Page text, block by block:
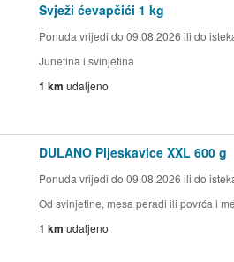
Svježi ćevapčići 1 kg
Ponuda vrijedi do 09.08.2026 ili do
Junetina i svinjetina
1 km udaljeno
DULANO Pljeskavice XXL 600 g
Ponuda vrijedi do 09.08.2026 ili do
Od svinjetine, mesa peradi ili povrća i
1 km udaljeno